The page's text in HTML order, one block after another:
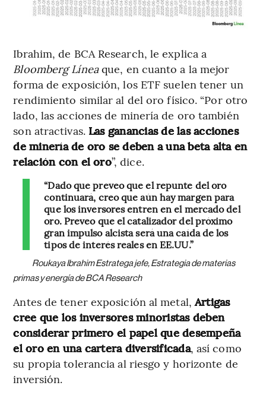
Ibrahim, de BCA Research, le explica a
Bloomberg Líneaque, en cuanto a la mejor
forma de exposición, los ETF suelen tener un
rendimiento similar al del oro físico. “Por otro
lado, las acciones de minería de oro también
son atractivas. Las ganancias de las acciones
de minería de oro se deben a una beta alta en
relación con el oro”, dice.
“Dado que preveo que el repunte del oro
continuará, creo que aún hay margen para
que los inversores entren en el mercado del
oro. Preveo que el catalizador del próximo
gran impulso alcista será una caída de los
tipos de interés reales en EE.UU.”
Roukaya Ibrahim Estratega jefe, Estrategia de materias
primas y energía de BCA Research
Antes de tener exposición al metal,Artigas
cree que los inversores minoristas deben
considerar primero el papel que desempeña
el oro en una cartera diversificada, así como
su propia tolerancia al riesgo y horizonte de
inversión.